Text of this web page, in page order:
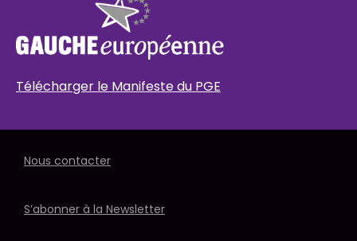
Télécharger le Manifeste du PGE
Nous contacter
S’abonner à la Newsletter